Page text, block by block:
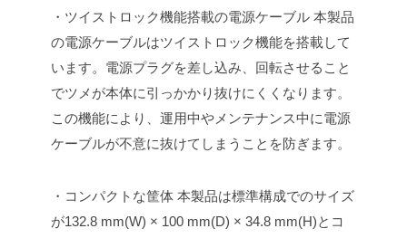
・ツイストロック機能搭載の電源ケーブル 本製品
の電源ケーブルはツイストロック機能を搭載して
います。電源プラグを差し込み、回転させること
でツメが本体に引っかかり抜けにくくなります。
この機能により、運用中やメンテナンス中に電源
ケーブルが不意に抜けてしまうことを防ぎます。
・コンパクトな筐体 本製品は標準構成でのサイズ
が132.8 mm(W) × 100 mm(D) × 34.8 mm(H)とコ